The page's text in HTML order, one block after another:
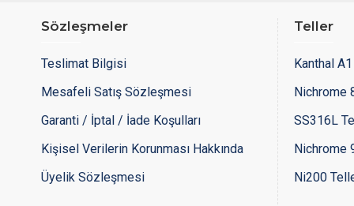
Sözleşmeler
Teslimat Bilgisi
Mesafeli Satış Sözleşmesi
Garanti / İptal / İade Koşulları
Kişisel Verilerin Korunması Hakkında
Üyelik Sözleşmesi
Teller
Kanthal
Nichrome
SS316L
Nichrome
Ni200